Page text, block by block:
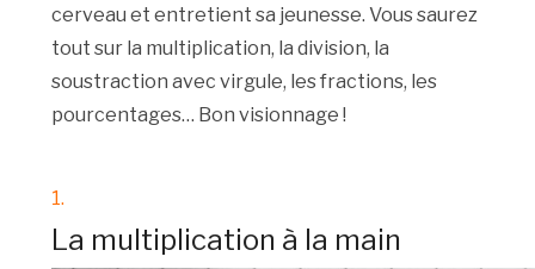
cerveau et entretient sa jeunesse. Vous saurez
tout sur la multiplication, la division, la
soustraction avec virgule, les fractions, les
pourcentages… Bon visionnage !
1.
La multiplication à la main